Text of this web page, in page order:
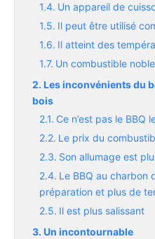
Un appareil de
Il peut être utilisé
Il atteint des
Un combustible noble
Les inconvénients du
bois
Ce n’est pas le BBQ
Le prix du
Son allumage est
Le BBQ au charbon
préparation et plus de
Il est plus salissant
Un incontournable